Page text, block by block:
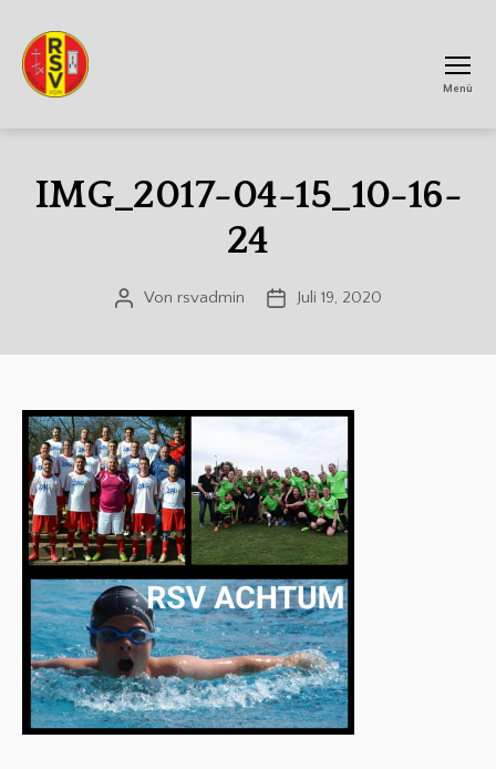
Menü
IMG_2017-04-15_10-16-
24
Beitragsautor
Von rsvadmin Veröffentlichungsdatum
Juli 19, 2020